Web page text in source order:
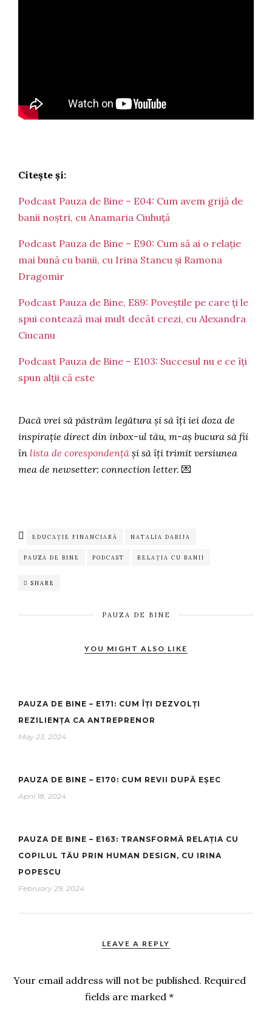
Citește și:
Podcast Pauza de Bine – E04: Cum avem grijă de
banii noștri, cu Anamaria Ciuhuță
Podcast Pauza de Bine – E90: Cum să ai o relație
mai bună cu banii, cu Irina Stancu și Ramona
Dragomir
Podcast Pauza de Bine, E89: Poveștile pe care ți le
spui contează mai mult decât crezi, cu Alexandra
Ciucanu
Podcast Pauza de Bine – E103: Succesul nu e ce îți
spun alții că este
Dacă vrei să păstrăm legătura și să îți iei doza de
inspirație direct din inbox-ul tău, m-aș bucura să fii
în lista de corespondență și să îți trimit versiunea
mea de newsetter: connection letter. 💌
EDUCAȚIE FINANCIARĂ NATALIA DABIJA
PAUZA DE BINE PODCAST RELAȚIA CU BANII
SHARE
PAUZA DE BINE
YOU MIGHT ALSO LIKE
PAUZA DE BINE – E171: CUM ÎȚI DEZVOLȚI
REZILIENȚA CA ANTREPRENOR
May 23, 2024
PAUZA DE BINE – E170: CUM REVII DUPĂ EȘEC
April 18, 2024
PAUZA DE BINE – E163: TRANSFORMĂ RELAȚIA CU
COPILUL TĂU PRIN HUMAN DESIGN, CU IRINA
POPESCU
February 29, 2024
LEAVE A REPLY
Your email address will not be published. Required
fields are marked*